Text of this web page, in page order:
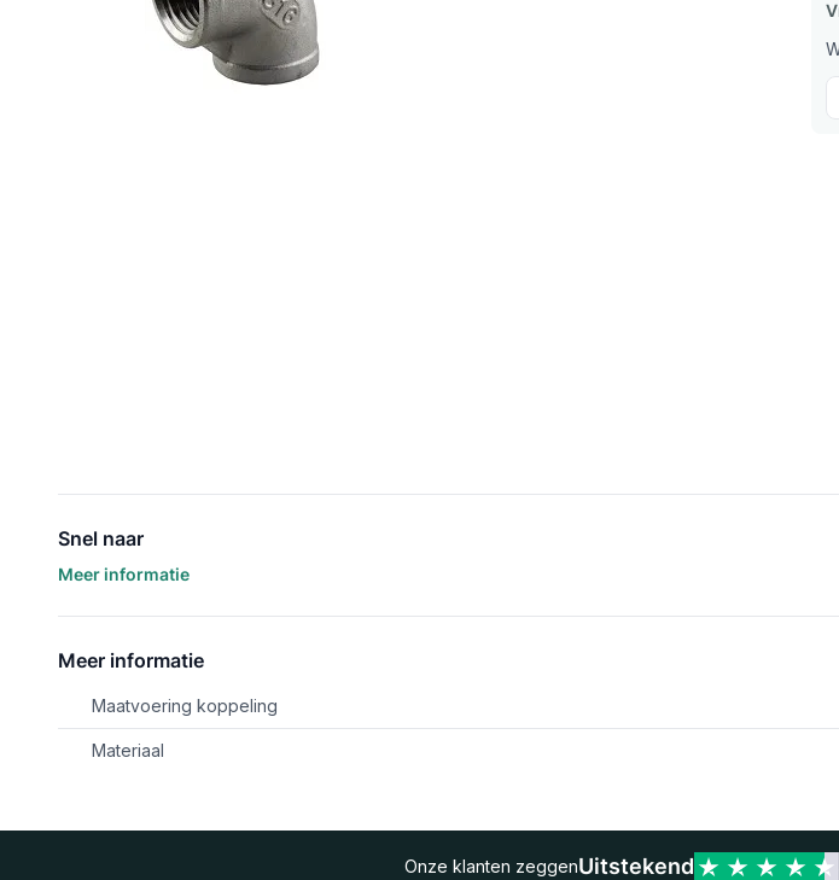
Snel naar
Meer informatie
Meer informatie
Maatvoering koppeling
Materiaal
Onze klanten zeggenUitstekend